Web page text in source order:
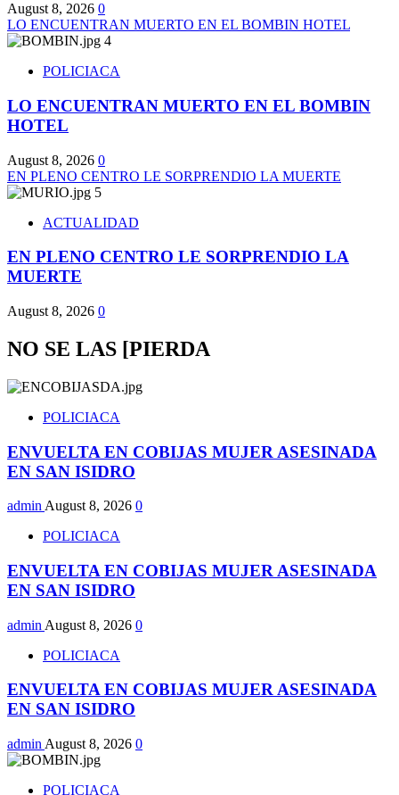
August 8, 2026 0
LO ENCUENTRAN MUERTO EN EL BOMBIN HOTEL
4
POLICIACA
LO ENCUENTRAN MUERTO EN EL BOMBIN
HOTEL
August 8, 2026 0
EN PLENO CENTRO LE SORPRENDIO LA MUERTE
5
ACTUALIDAD
EN PLENO CENTRO LE SORPRENDIO LA
MUERTE
August 8, 2026 0
NO SE LAS [PIERDA
POLICIACA
ENVUELTA EN COBIJAS MUJER ASESINADA
EN SAN ISIDRO
admin August 8, 2026 0
POLICIACA
ENVUELTA EN COBIJAS MUJER ASESINADA
EN SAN ISIDRO
admin August 8, 2026 0
POLICIACA
ENVUELTA EN COBIJAS MUJER ASESINADA
EN SAN ISIDRO
admin August 8, 2026 0
POLICIACA